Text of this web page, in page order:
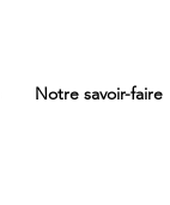
Notre savoir-faire